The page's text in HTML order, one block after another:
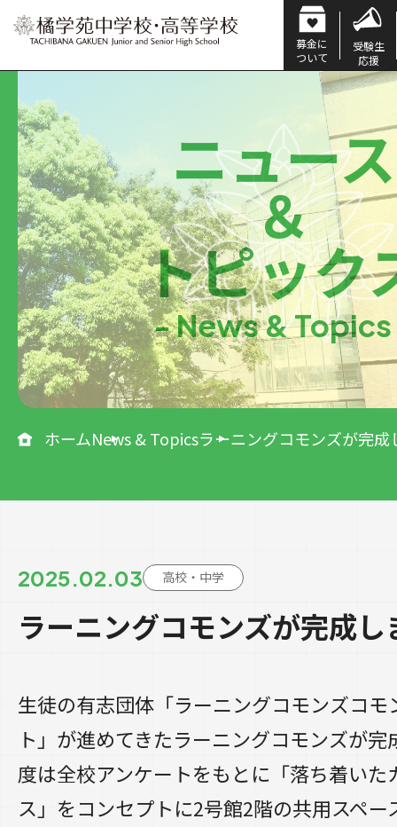
募金に
ついて
受験生
応援
ニュース
＆
トピック
- News &
ホームNews & Topicsラーニングコモンズが完成
2025.02.03 高校・中学
ラーニングコモンズが完成し
生徒の有志団体「ラーニングコモンズコ
ト」が進めてきたラーニングコモンズが
度は全校アンケートをもとに「落ち着いた
ス」をコンセプトに2号館2階の共用スペー